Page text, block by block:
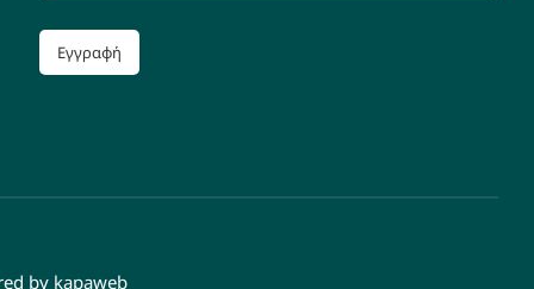
by kapaweb